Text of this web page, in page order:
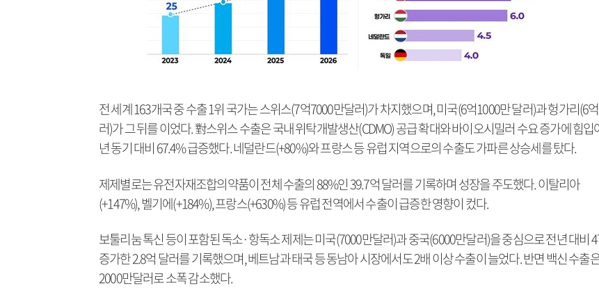
전 세계 163개국 중 수출 1위 국가는 스위스(7억7000만달러)가 차지했으며, 미국(6억1000만 달러)과 헝가리(6
러)가 그 뒤를 이었다. 對스위스 수출은 국내 위탁개발생산(CDMO) 공급 확대와 바이오시밀러 수요 증가에 힘입
년 동기 대비 67.4% 급증했다. 네덜란드(+80%)와 프랑스 등 유럽 지역으로의 수출도 가파른 상승세를 탔다.
제제별로는 유전자재조합의약품이 전체 수출의 88%인 39.7억 달러를 기록하며 성장을 주도했다. 이탈리아
(+147%), 벨기에(+184%), 프랑스(+630%) 등 유럽 전역에서 수출이 급증한 영향이 컸다.
보툴리눔 톡신 등이 포함된 독소·항독소 제제는 미국(7000만달러)과 중국(6000만달러)을 중심으로 전년 대비
증가한 2.8억 달러를 기록했으며, 베트남과 태국 등 동남아 시장에서도 2배 이상 수출이 늘었다. 반면 백신 수출
2000만달러로 소폭 감소했다.